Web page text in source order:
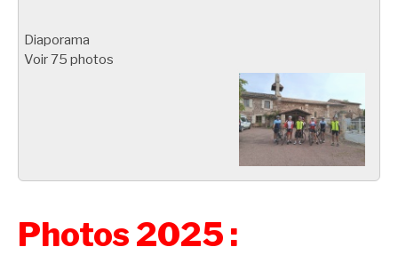
Diaporama
Voir 75 photos
Photos 2025 :